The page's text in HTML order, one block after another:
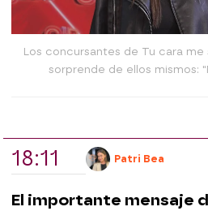
Los concursantes de Tu cara
sorprende de ellos mismos:
18:11 Patri Bea
El importante mensaje